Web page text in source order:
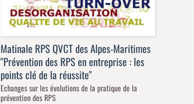
Matinale RPS QVCT des Alpes-Maritimes
"Prévention des RPS en entreprise : les
points clé de la réussite"
Echanges sur les évolutions de la pratique de la
prévention des RPS